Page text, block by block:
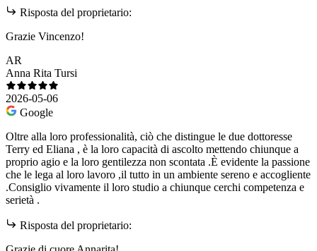
Risposta del proprietario:
Grazie Vincenzo!
AR
Anna Rita Tursi
2026-05-06
Google
Oltre alla loro professionalità, ciò che distingue le due dottoresse
Terry ed Eliana , è la loro capacità di ascolto mettendo chiunque a
proprio agio e la loro gentilezza non scontata .È evidente la passione
che le lega al loro lavoro ,il tutto in un ambiente sereno e accogliente
.Consiglio vivamente il loro studio a chiunque cerchi competenza e
serietà .
Risposta del proprietario: